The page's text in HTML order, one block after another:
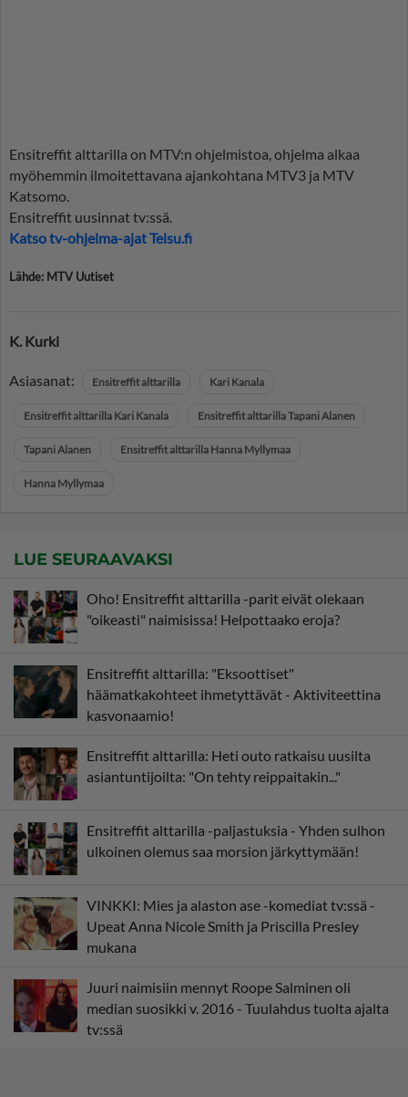
Ensitreffit alttarilla on MTV:n ohjelmistoa, ohjelma alkaa
myöhemmin ilmoitettavana ajankohtana MTV3 ja MTV
Katsomo.
Ensitreffit uusinnat tv:ssä.
Katso tv-ohjelma-ajat Telsu.fi
Lähde: MTV Uutiset
K. Kurki
Asiasanat: Ensitreffit alttarilla Kari Kanala
Ensitreffit alttarilla Kari Kanala Ensitreffit alttarilla Tapani Alanen
Tapani Alanen Ensitreffit alttarilla Hanna Myllymaa
Hanna Myllymaa
LUE SEURAAVAKSI
Oho! Ensitreffit alttarilla -parit eivät olekaan
"oikeasti" naimisissa! Helpottaako eroja?
Ensitreffit alttarilla: "Eksoottiset"
häämatkakohteet ihmetyttävät - Aktiviteettina
kasvonaamio!
Ensitreffit alttarilla: Heti outo ratkaisu uusilta
asiantuntijoilta: "On tehty reippaitakin..."
Ensitreffit alttarilla -paljastuksia - Yhden sulhon
ulkoinen olemus saa morsion järkyttymään!
VINKKI: Mies ja alaston ase -komediat tv:ssä -
Upeat Anna Nicole Smith ja Priscilla Presley
mukana
Juuri naimisiin mennyt Roope Salminen oli
median suosikki v. 2016 - Tuulahdus tuolta ajalta
tv:ssä